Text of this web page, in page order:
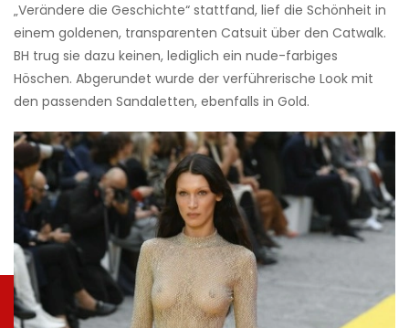
„Verändere die Geschichte“ stattfand, lief die Schönheit in
einem goldenen, transparenten Catsuit über den Catwalk.
BH trug sie dazu keinen, lediglich ein nude-farbiges
Höschen. Abgerundet wurde der verführerische Look mit
den passenden Sandaletten, ebenfalls in Gold.